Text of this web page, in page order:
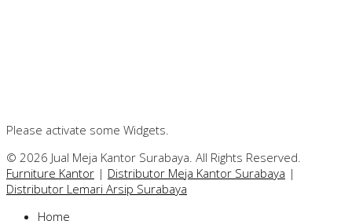
Please activate some Widgets.
© 2026 Jual Meja Kantor Surabaya. All Rights Reserved.
Furniture Kantor | Distributor Meja Kantor Surabaya |
Distributor Lemari Arsip Surabaya
Home